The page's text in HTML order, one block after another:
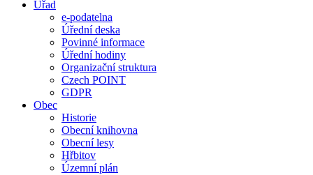
Úřad
e-podatelna
Úřední deska
Povinné informace
Úřední hodiny
Organizační struktura
Czech POINT
GDPR
Obec
Historie
Obecní knihovna
Obecní lesy
Hřbitov
Územní plán